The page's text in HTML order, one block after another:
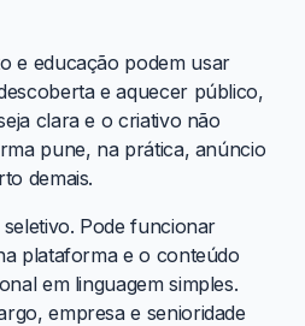
e educação podem usar
e aquecer público,
clara e o criativo não
pune, na prática, anúncio
demais.
Pode funcionar
plataforma e o conteúdo
em linguagem simples.
empresa e senioridade